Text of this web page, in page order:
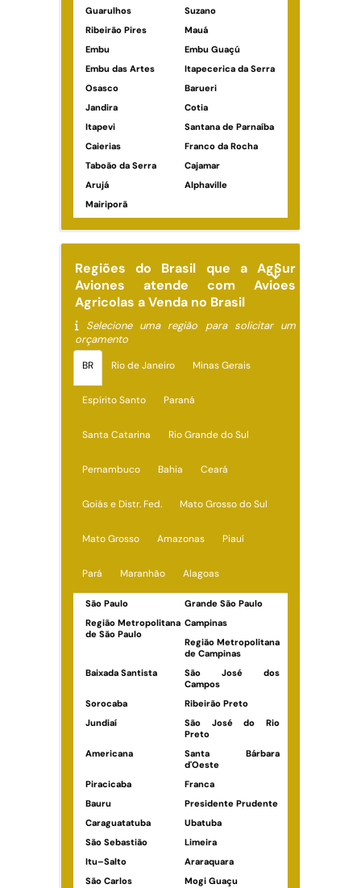
Guarulhos
Suzano
Ribeirão Pires
Mauá
Embu
Embu Guaçú
Embu das Artes
Itapecerica da Serra
Osasco
Barueri
Jandira
Cotia
Itapevi
Santana de Parnaíba
Caierias
Franco da Rocha
Taboão da Serra
Cajamar
Arujá
Alphaville
Mairiporã
Regiões do Brasil que a AgSur
Aviones atende com Avioes
Agricolas a Venda no Brasil
Selecione uma região para solicitar um
orçamento
BR Rio de Janeiro Minas Gerais
Espírito Santo Paraná
Santa Catarina Rio Grande do Sul
Pernambuco Bahia Ceará
Goiás e Distr. Fed. Mato Grosso do Sul
Mato Grosso Amazonas Piauí
Pará Maranhão Alagoas
São Paulo
Grande São Paulo
Região Metropolitana
de São Paulo
Campinas
Região Metropolitana
de Campinas
Baixada Santista
São José dos
Campos
Sorocaba
Ribeirão Preto
Jundiaí
São José do Rio
Preto
Americana
Santa Bárbara
d'Oeste
Piracicaba
Franca
Bauru
Presidente Prudente
Caraguatatuba
Ubatuba
São Sebastião
Limeira
Itu–Salto
Araraquara
São Carlos
Mogi Guaçu